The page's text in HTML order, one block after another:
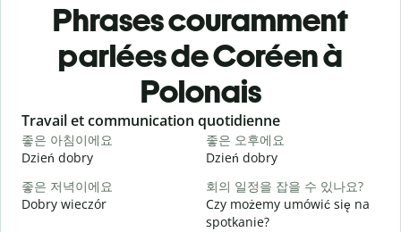
Phrases couramment
parlées de Coréen à
Polonais
Slide 1 of 6
Travail et communication quotidienne
좋은 아침이에요
Dzień dobry
좋은 오후에요
Dzień dobry
좋은 저녁이에요
Dobry wieczór
회의 일정을 잡을 수 있나요?
Czy możemy umówić się na
spotkanie?